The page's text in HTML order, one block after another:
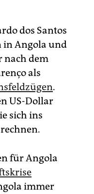
dos Santos
in Angola und
nach dem
als
.
US-Dollar
sich ins
für Angola
immer